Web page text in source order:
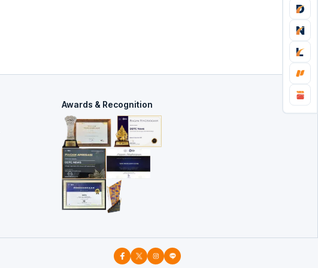
Awards & Recognition